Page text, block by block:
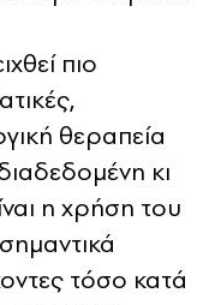
πιο
θεραπεία
κι
η χρήση του
τόσο κατά